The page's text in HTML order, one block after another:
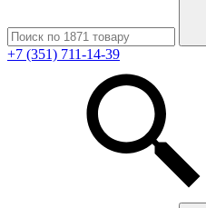
+7 (351) 711-14-39